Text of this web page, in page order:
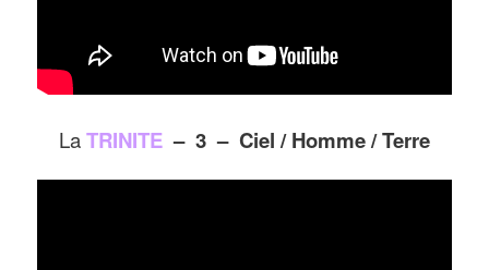
LaTRINITE – 3 – Ciel / Homme / Terre